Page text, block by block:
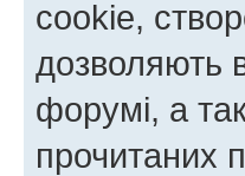
cookie,
дозволяють
форумі, а
прочитаних